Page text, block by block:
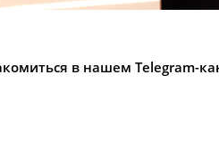
в нашем Telegram-